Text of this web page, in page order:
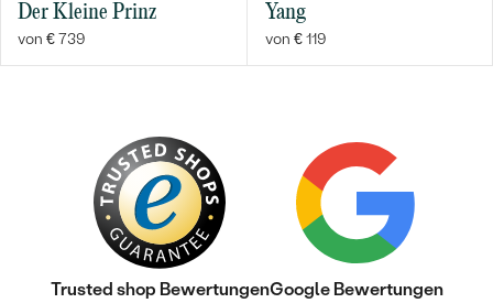
Der Kleine Prinz
von € 739
Yang
von € 119
Trusted shop BewertungenGoogle Bewertungen